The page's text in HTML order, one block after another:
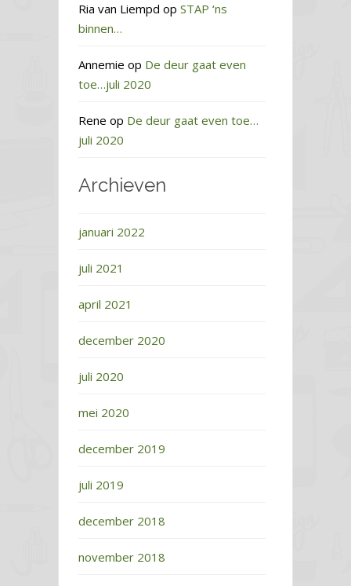
Ria van Liempd op STAP ‘ns
binnen…
Annemie op De deur gaat even
toe…juli 2020
Rene op De deur gaat even toe…
juli 2020
Archieven
januari 2022
juli 2021
april 2021
december 2020
juli 2020
mei 2020
december 2019
juli 2019
december 2018
november 2018